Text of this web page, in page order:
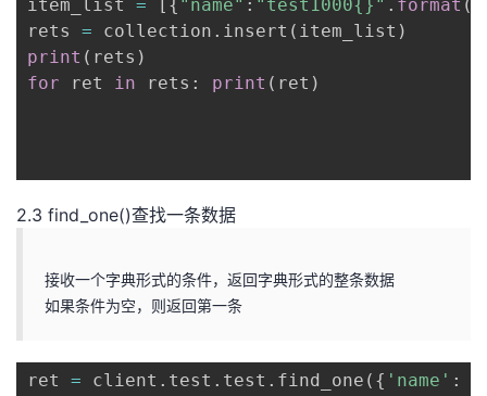
item_list = [ { "name" : "test1000{}" . format (
rets = collection . insert ( item_list )
print ( rets )
for ret in rets : print ( ret )
2.3 find_one()查找一条数据
接收一个字典形式的条件，返回字典形式的整条数据
如果条件为空，则返回第一条
ret = client . test . test . find_one ( { 'name' :